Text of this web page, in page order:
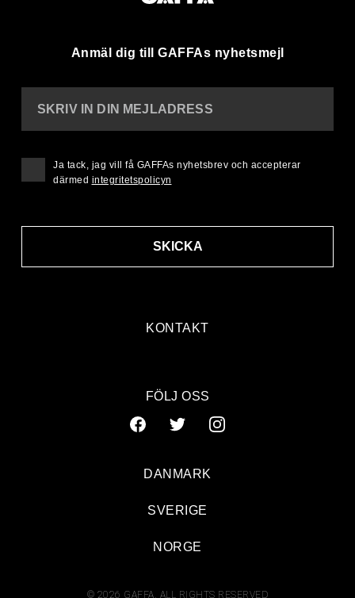
Anmäl dig till GAFFAs nyhetsmejl
KONTAKT
SKRIV IN DIN MEJLADRESS
SKICKA
Ja tack, jag vill få GAFFAs nyhetsbrev och accepterar
därmed integritetspolicyn
FÖLJ OSS
© 2026 GAFFA. ALL RIGHTS RESERVED
DANMARK
SVERIGE
NORGE